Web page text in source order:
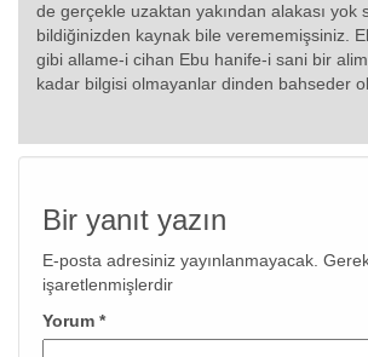
de gerçekle uzaktan yakından alakası yok
bildiğinizden kaynak bile verememişsiniz.
gibi allame-i cihan Ebu hanife-i sani bir
kadar bilgisi olmayanlar dinden bahseder
Bir yanıt yazın
E-posta adresiniz yayınlanmayacak.
işaretlenmişlerdir
Yorum *